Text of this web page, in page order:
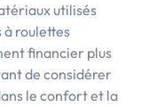
utilisés
à roulettes
financier plus
de considérer
le confort et la